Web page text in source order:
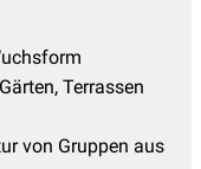
Terrassen
von Gruppen aus